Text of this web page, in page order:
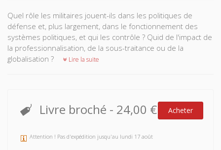
Quel rôle les militaires jouent-ils dans les politiques de
défense et, plus largement, dans le fonctionnement des
systèmes politiques, et qui les contrôle ? Quid de l'impact de
la professionnalisation, de la sous-traitance ou de la
globalisation ?
Lire la suite
Livre broché - 24,00 € Acheter
Attention ! Pas d'expédition jusqu'au lundi 17 août